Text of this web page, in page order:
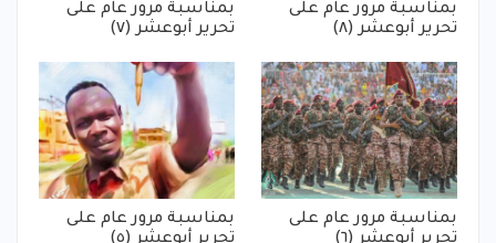
بمناسبة مرور عام على
تحرير أبوعشر (٨)
بمناسبة مرور عام على
تحرير أبوعشر (٧)
بمناسبة مرور عام على
بمناسبة مرور عام على